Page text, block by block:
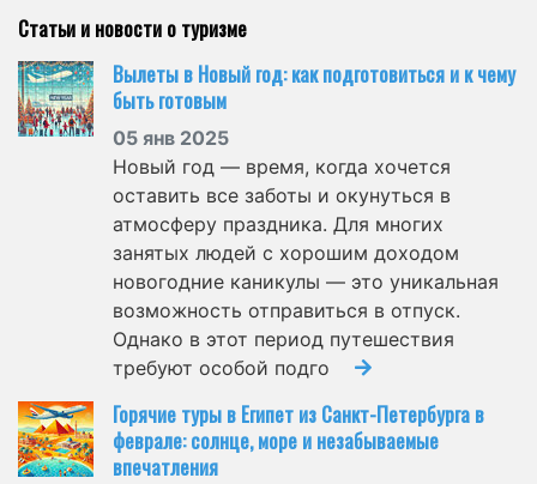
Статьи и новости о туризме
Вылеты в Новый год: как подготовиться и к чему
быть готовым
05 янв 2025
Новый год — время, когда хочется
оставить все заботы и окунуться в
атмосферу праздника. Для многих
занятых людей с хорошим доходом
новогодние каникулы — это уникальная
возможность отправиться в отпуск.
Однако в этот период путешествия
требуют особой подго
Горячие туры в Египет из Санкт-Петербурга в
феврале: солнце, море и незабываемые
впечатления